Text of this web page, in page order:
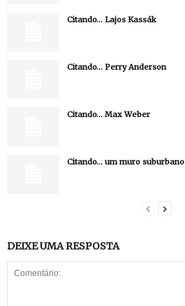
Citando… Lajos Kassák
Citando… Perry Anderson
Citando… Max Weber
Citando… um muro suburbano
DEIXE UMA RESPOSTA